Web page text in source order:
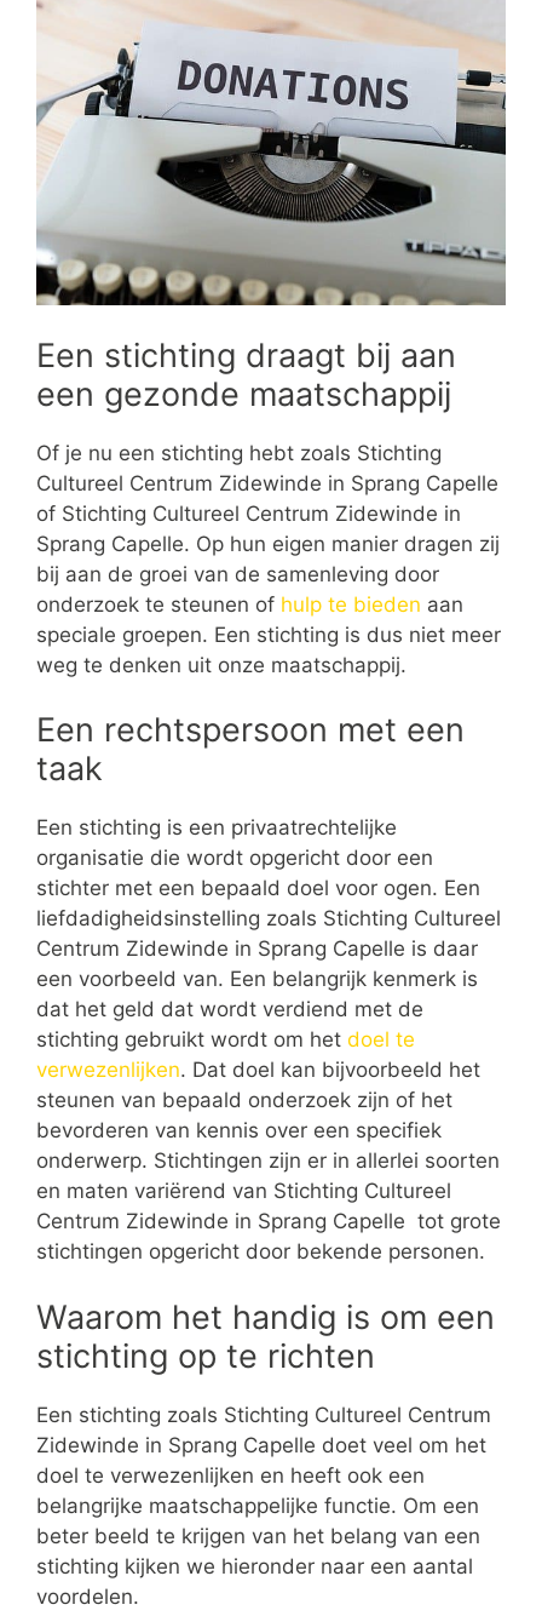
Een stichting draagt bij aan
een gezonde maatschappij
Of je nu een stichting hebt zoals Stichting
Cultureel Centrum Zidewinde in Sprang Capelle
of Stichting Cultureel Centrum Zidewinde in
Sprang Capelle. Op hun eigen manier dragen zij
bij aan de groei van de samenleving door
onderzoek te steunen of hulp te bieden aan
speciale groepen. Een stichting is dus niet meer
weg te denken uit onze maatschappij.
Een rechtspersoon met een
taak
Een stichting is een privaatrechtelijke
organisatie die wordt opgericht door een
stichter met een bepaald doel voor ogen. Een
liefdadigheidsinstelling zoals Stichting Cultureel
Centrum Zidewinde in Sprang Capelle is daar
een voorbeeld van. Een belangrijk kenmerk is
dat het geld dat wordt verdiend met de
stichting gebruikt wordt om het doel te
verwezenlijken. Dat doel kan bijvoorbeeld het
steunen van bepaald onderzoek zijn of het
bevorderen van kennis over een specifiek
onderwerp. Stichtingen zijn er in allerlei soorten
en maten variërend van Stichting Cultureel
Centrum Zidewinde in Sprang Capelle tot grote
stichtingen opgericht door bekende personen.
Waarom het handig is om een
stichting op te richten
Een stichting zoals Stichting Cultureel Centrum
Zidewinde in Sprang Capelle doet veel om het
doel te verwezenlijken en heeft ook een
belangrijke maatschappelijke functie. Om een
beter beeld te krijgen van het belang van een
stichting kijken we hieronder naar een aantal
voordelen.